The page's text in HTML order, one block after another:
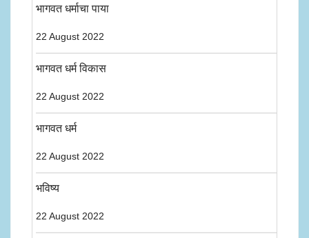
भागवत धर्माचा पाया
22 August 2022
भागवत धर्म विकास
22 August 2022
भागवत धर्म
22 August 2022
भविष्य
22 August 2022